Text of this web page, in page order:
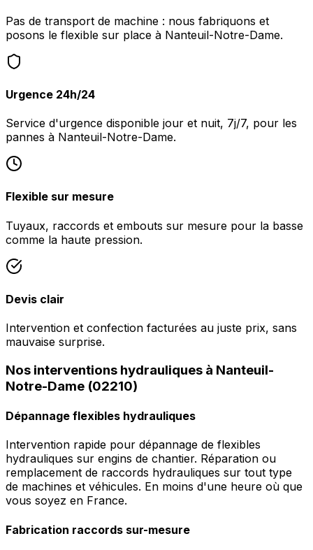
Pas de transport de machine : nous fabriquons et
posons le flexible sur place à Nanteuil-Notre-Dame.
Urgence 24h/24
Service d'urgence disponible jour et nuit, 7j/7, pour les
pannes à Nanteuil-Notre-Dame.
Flexible sur mesure
Tuyaux, raccords et embouts sur mesure pour la basse
comme la haute pression.
Devis clair
Intervention et confection facturées au juste prix, sans
mauvaise surprise.
Nos interventions hydrauliques à Nanteuil-
Notre-Dame (02210)
Dépannage flexibles hydrauliques
Intervention rapide pour dépannage de flexibles
hydrauliques sur engins de chantier. Réparation ou
remplacement de raccords hydrauliques sur tout type
de machines et véhicules. En moins d'une heure où que
vous soyez en France.
Fabrication raccords sur-mesure